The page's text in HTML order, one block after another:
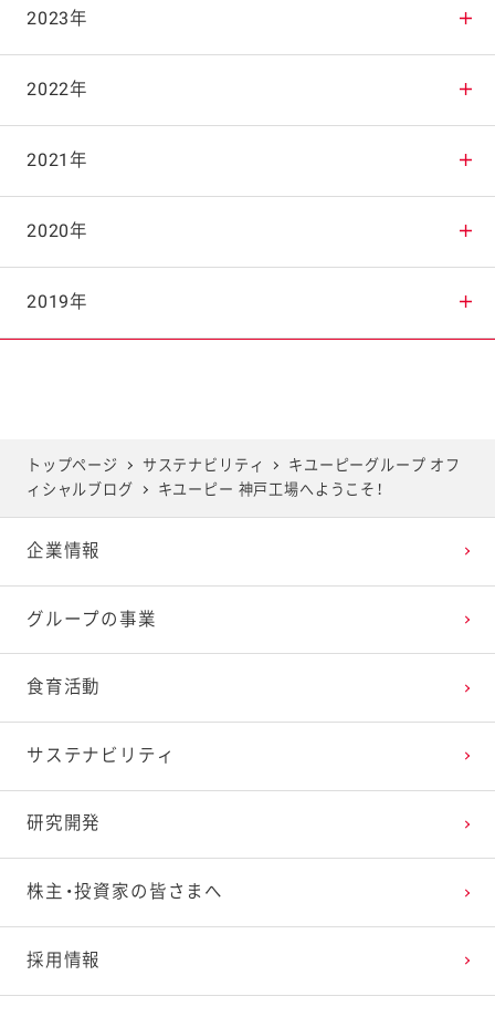
2025年11月
2025年10月
2025年9月
2025年8月
2025年7月
2025年4月
2025年3月
2025年2月
2025年1月
2024年12月
2024年11月
2024年10月
2024年9月
2024年8月
2024年5月
2024年4月
2024年3月
2024年2月
2024年1月
2023年
2023年12月
2023年11月
2023年10月
2023年9月
2023年6月
2023年5月
2023年4月
2023年3月
2023年2月
2022年
2022年12月
2022年11月
2022年10月
2022年7月
2022年6月
2022年5月
2022年4月
2022年3月
2021年
2021年12月
2021年11月
2021年8月
2021年7月
2021年6月
2021年5月
2021年4月
2020年
2020年12月
2020年9月
2020年8月
2020年7月
2020年6月
2020年5月
2019年
2019年10月
2019年9月
2019年8月
2019年7月
2019年6月
トップページ サステナビリティ
キユーピーグループ オフ
ィシャルブログ
キユーピー 神戸工場へようこそ！
企業情報
グループの事業
食育活動
サステナビリティ
研究開発
株主・投資家の皆さまへ
採用情報